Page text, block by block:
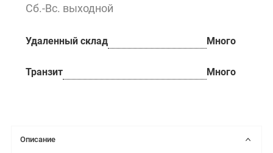
Сб.-Вс. выходной
Удаленный склад Много
Транзит Много
Описание